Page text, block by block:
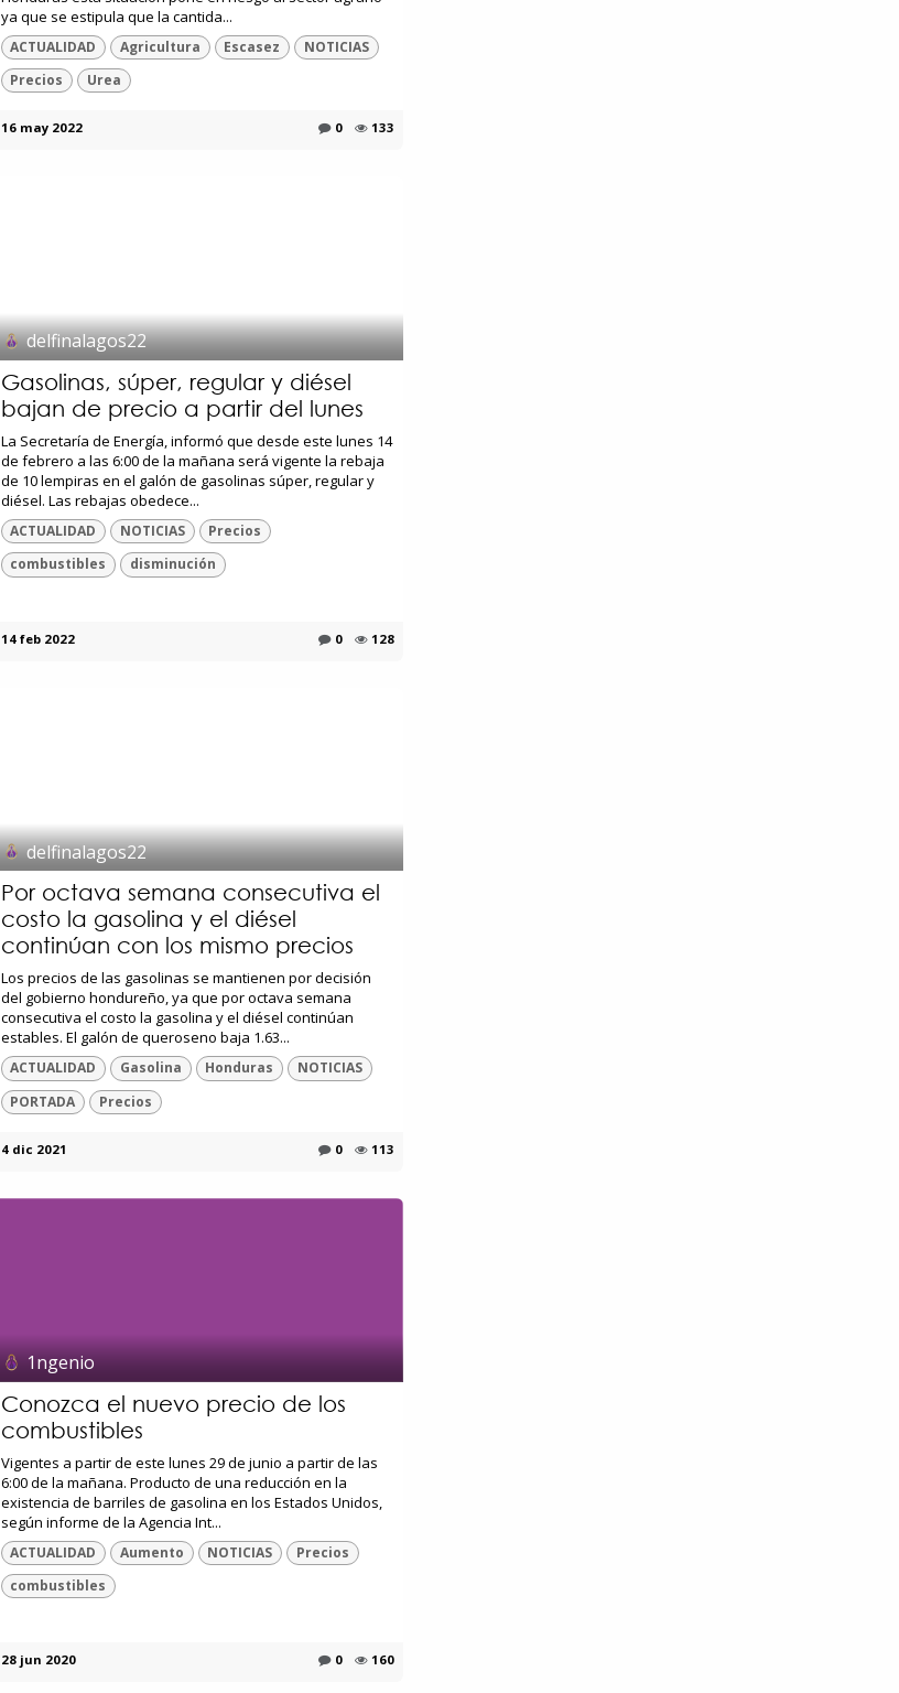
ya que se estipula que la cantida...
ACTUALIDAD Agricultura Escasez
NOTICIAS
Precios
Urea
16 may 2022 0 133
delfinalagos22
Gasolinas, súper, regular y diésel
bajan de precio a partir del lunes
La Secretaría de Energía, informó que desde este lunes 14
de febrero a las 6:00 de la mañana será vigente la rebaja
de 10 lempiras en el galón de gasolinas súper, regular y
diésel. Las rebajas obedece...
ACTUALIDAD NOTICIAS
Precios
combustibles
disminución
14 feb 2022 0 128
delfinalagos22
Por octava semana consecutiva el
costo la gasolina y el diésel
continúan con los mismo precios
Los precios de las gasolinas se mantienen por decisión
del gobierno hondureño, ya que por octava semana
consecutiva el costo la gasolina y el diésel continúan
estables. El galón de queroseno baja 1.63...
ACTUALIDAD Gasolina Honduras
NOTICIAS
PORTADA
Precios
4 dic 2021 0 113
1ngenio
Conozca el nuevo precio de los
combustibles
Vigentes a partir de este lunes 29 de junio a partir de las
6:00 de la mañana. Producto de una reducción en la
existencia de barriles de gasolina en los Estados Unidos,
según informe de la Agencia Int...
ACTUALIDAD Aumento NOTICIAS
Precios
combustibles
28 jun 2020 0 160